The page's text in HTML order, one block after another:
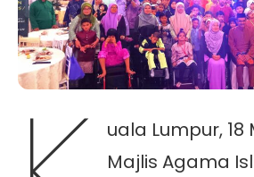
uala Lumpur, 18
Majlis Agama